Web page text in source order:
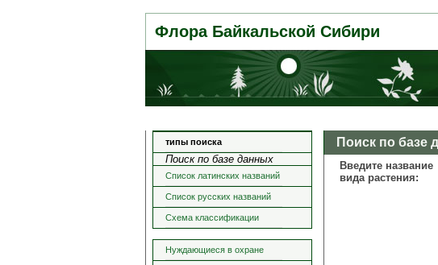
Флора Байкальской Сибири
типы поиска
Поиск по базе данных
Список латинских названий
Список русских названий
Схема классификации
Нуждающиеся в охране
Поиск по базе
Введите название
вида растения: